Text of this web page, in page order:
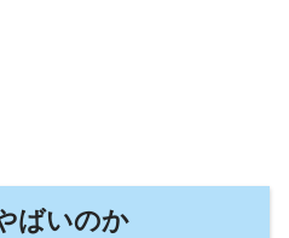
ばいのか